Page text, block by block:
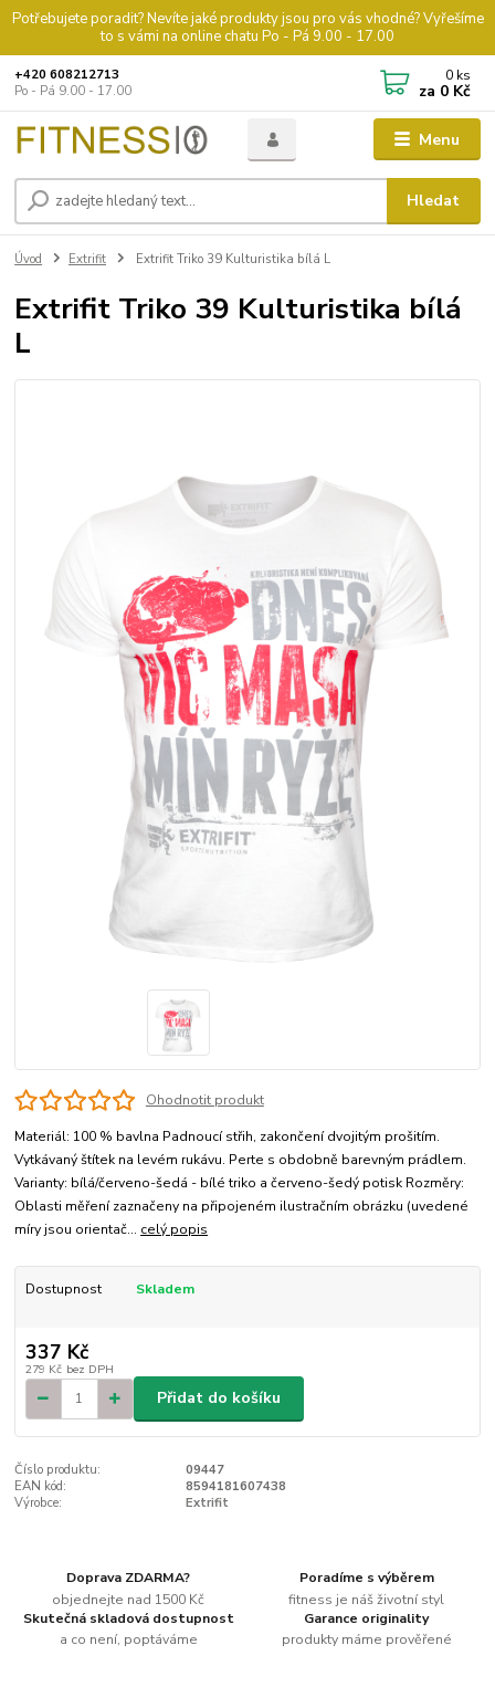
Potřebujete poradit? Nevíte jaké produkty jsou pro vás vhodné? Vyřešíme
to s vámi na online chatu Po - Pá 9.00 - 17.00
Menu
Hledat
+420 608212713
Po - Pá 9.00 - 17.00
0 ks
za 0 Kč
Úvod Extrifit Extrifit Triko 39 Kulturistika bílá L
Extrifit Triko 39 Kulturistika bílá
L
Ohodnotit produkt
Materiál: 100 % bavlna Padnoucí střih, zakončení dvojitým prošitím.
Vytkávaný štítek na levém rukávu. Perte s obdobně barevným prádlem.
Varianty: bílá/červeno-šedá - bílé triko a červeno-šedý potisk Rozměry:
Oblasti měření zaznačeny na připojeném ilustračním obrázku (uvedené
míry jsou orientač... celý popis
Dostupnost Skladem
337 Kč
279 Kč bez DPH
Přidat do košíku
Číslo produktu:
09447
EAN kód:
8594181607438
Výrobce:
Extrifit
Doprava ZDARMA?
objednejte nad 1500 Kč
Poradíme s výběrem
fitness je náš životní styl
Skutečná skladová dostupnost
a co není, poptáváme
Garance originality
produkty máme prověřené